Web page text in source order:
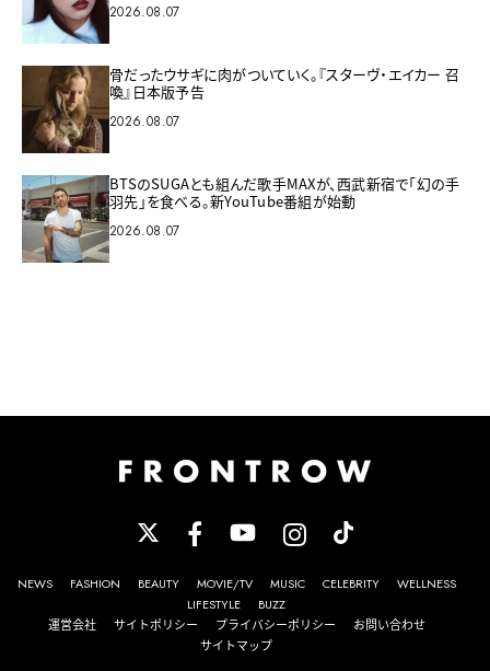
2026.08.07
骨だったウサギに肉がついていく。『スターヴ・エイカー 召
喚』日本版予告
2026.08.07
BTSのSUGAとも組んだ歌手MAXが、西武新宿で「幻の手
羽先」を食べる。新YouTube番組が始動
2026.08.07
NEWS FASHION BEAUTY MOVIE/TV MUSIC CELEBRITY
WELLNESS
LIFESTYLE
BUZZ
運営会社
サイトポリシー プライバシーポリシー
お問い合わせ
サイトマップ